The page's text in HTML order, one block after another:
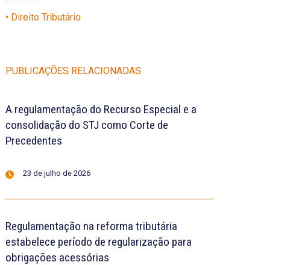
• Direito Tributário
PUBLICAÇÕES RELACIONADAS
A regulamentação do Recurso Especial e a
consolidação do STJ como Corte de
Precedentes
23 de julho de 2026
Regulamentação na reforma tributária
estabelece período de regularização para
obrigações acessórias